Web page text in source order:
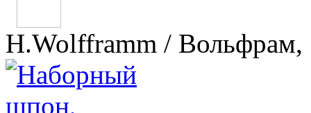
H.Wolfframm / Вольфрам,